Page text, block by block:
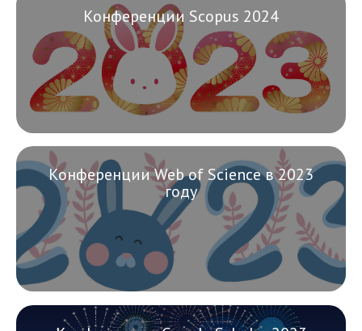
Конференции Scopus 2024
Конференции Web of Science в 2023
году